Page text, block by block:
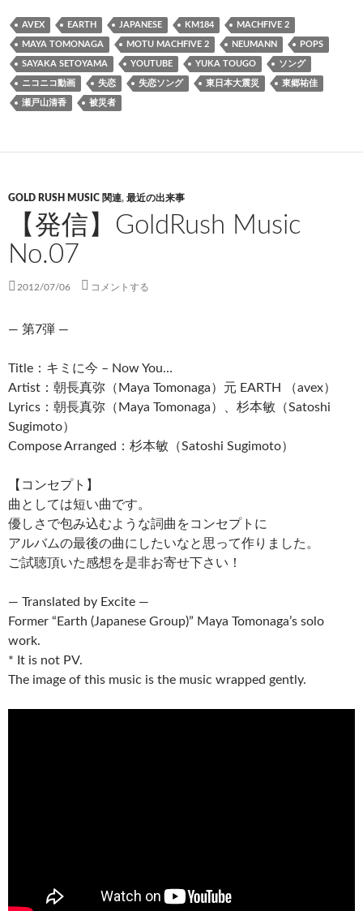
AVEX EARTH JAPANESE KM184 MACHFIVE 2
MAYA TOMONAGA MOTU MACHFIVE 2 NEUMANN POPS
SAYAKA SETOYAMA YOUTUBE YUKA TOUGO ソング
ニコニコ動画 失恋 失恋ソング 東日本大震災 東郷祐佳
瀬戸山清香 被災者
GOLD RUSH MUSIC 関連, 最近の出来事
【発信】GoldRush Music
No.07
2012/07/06 コメントする
— 第7弾 —
Title：キミに今 – Now You…
Artist：朝長真弥（Maya Tomonaga）元 EARTH （avex）
Lyrics：朝長真弥（Maya Tomonaga）、杉本敏（Satoshi
Sugimoto）
Compose Arranged：杉本敏（Satoshi Sugimoto）
【コンセプト】
曲としては短い曲です。
優しさで包み込むような詞曲をコンセプトに
アルバムの最後の曲にしたいなと思って作りました。
ご試聴頂いた感想を是非お寄せ下さい！
— Translated by Excite —
Former “Earth (Japanese Group)” Maya Tomonaga’s solo
work.
* It is not PV.
The image of this music is the music wrapped gently.